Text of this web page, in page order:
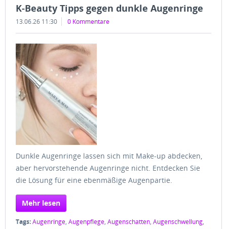
K-Beauty Tipps gegen dunkle Augenringe
13.06.26 11:30 0 Kommentare
Dunkle Augenringe lassen sich mit Make-up abdecken,
aber hervorstehende Augenringe nicht. Entdecken Sie
die Lösung für eine ebenmäßige Augenpartie.
Mehr lesen
Tags:Augenringe, Augenpflege, Augenschatten, Augenschwellung,